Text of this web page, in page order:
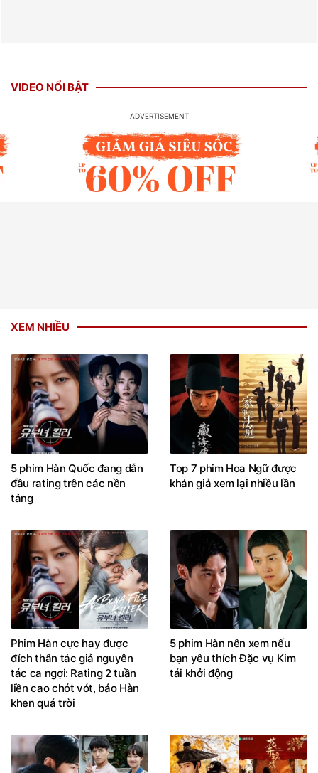
VIDEO NỔI BẬT
XEM NHIỀU
5 phim Hàn Quốc đang dẫn
đầu rating trên các nền
tảng
Top 7 phim Hoa Ngữ được
khán giả xem lại nhiều lần
Phim Hàn cực hay được
đích thân tác giả nguyên
tác ca ngợi: Rating 2 tuần
liền cao chót vót, báo Hàn
khen quá trời
5 phim Hàn nên xem nếu
bạn yêu thích Đặc vụ Kim
tái khởi động